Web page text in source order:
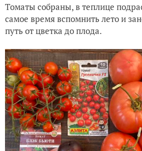
Томаты собраны, в теплице
самое время вспомнить лето и
путь от цветка до плода.